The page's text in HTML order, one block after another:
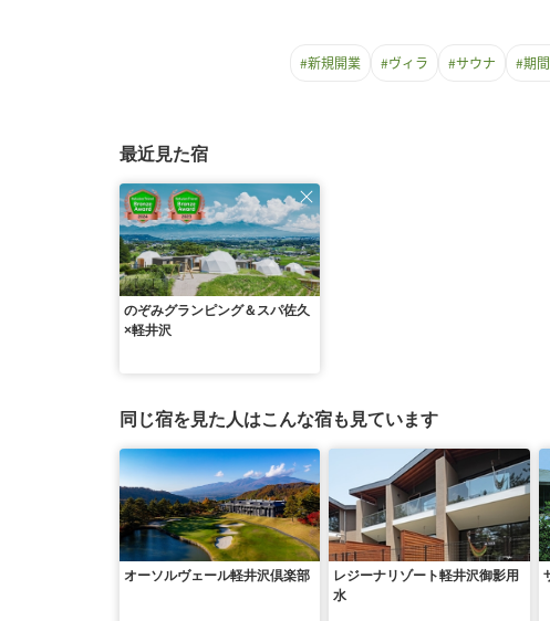
#新規開業 #ヴィラ #サウナ #期
最近見た宿
のぞみグランピング＆スパ佐久
×軽井沢
同じ宿を見た人はこんな宿も見ています
オーソルヴェール軽井沢倶楽部
レジーナリゾート軽井沢御影用
水